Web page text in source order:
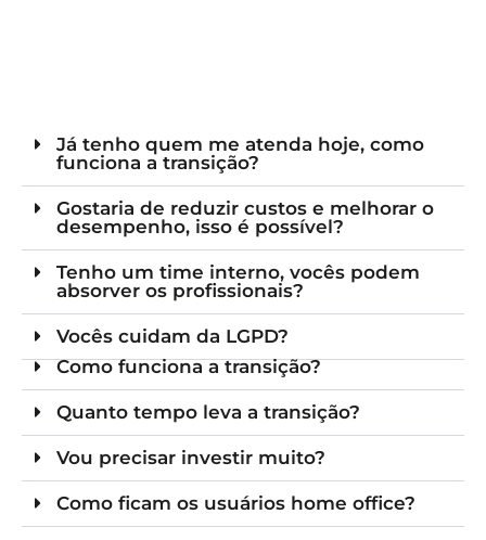
Já tenho quem me atenda hoje, como
funciona a transição?
Gostaria de reduzir custos e melhorar o
desempenho, isso é possível?
Tenho um time interno, vocês podem
absorver os profissionais?
Vocês cuidam da LGPD?
Como funciona a transição?
Quanto tempo leva a transição?
Vou precisar investir muito?
Como ficam os usuários home office?